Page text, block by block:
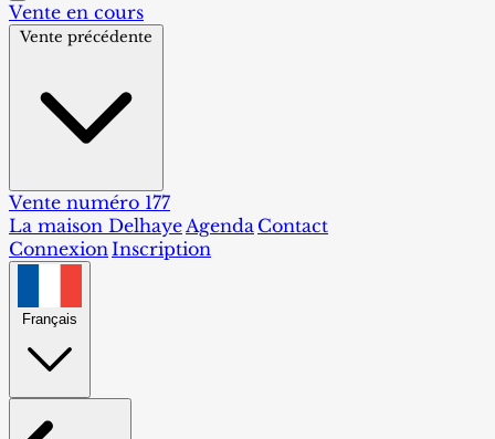
Vente en cours
Vente précédente
Vente numéro 177
La maison DelhayeAgenda Contact
ConnexionInscription
Français